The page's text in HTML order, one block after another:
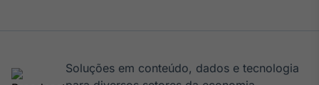
Soluções em conteúdo, dados e tecnologia